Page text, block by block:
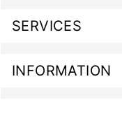
SERVICES
INFORMATION